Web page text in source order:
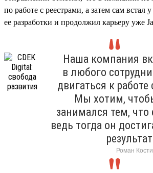
по работе с реестрами, а затем сам встал
ее разработки и продолжил карьеру уже
Наша компания
в любого
двигаться к
Мы хотим,
занимался тем, что
ведь тогда он
Роман